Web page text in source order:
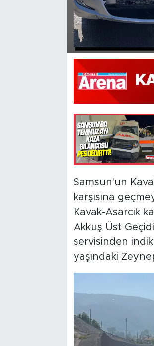
Samsun'un
karşısına
Kavak-Asarcık
Akkuş Üst
servisinden
yaşındaki